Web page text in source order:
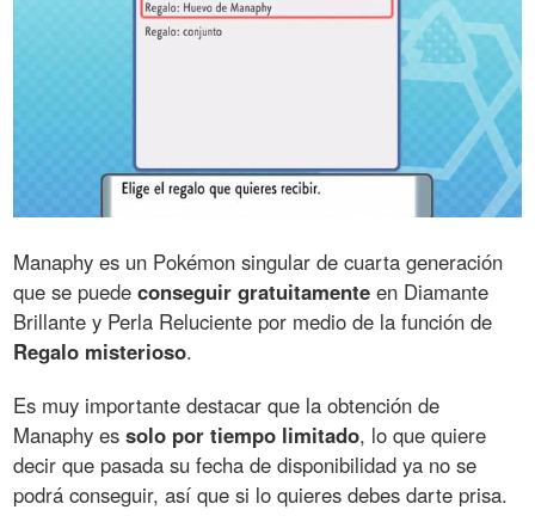
Manaphy es un Pokémon singular de cuarta generación
que se puedeconseguir gratuitamente en Diamante
Brillante y Perla Reluciente por medio de la función de
Regalo misterioso.
Es muy importante destacar que la obtención de
Manaphy essolo por tiempo limitado, lo que quiere
decir que pasada su fecha de disponibilidad ya no se
podrá conseguir, así que si lo quieres debes darte prisa.